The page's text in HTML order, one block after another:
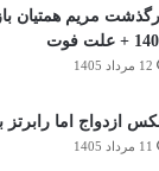
+ علت فوت
12 مرداد 1405
ازدواج اما رابرتز
11 مرداد 1405